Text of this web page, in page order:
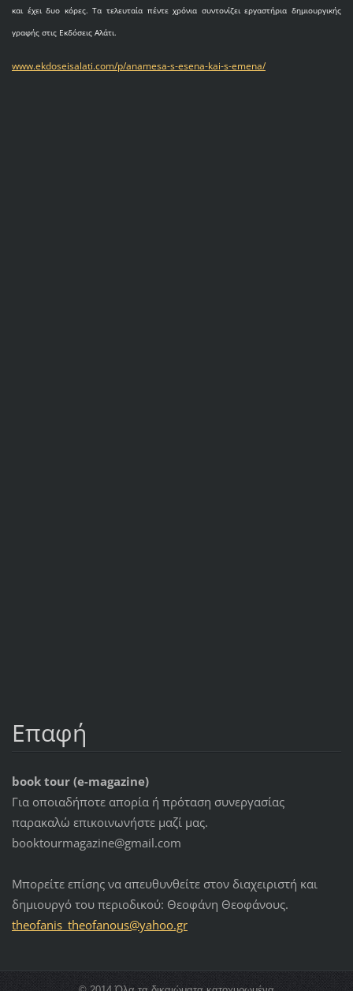
και έχει δυο κόρες. Τα τελευταία πέντε χρόνια συντονίζει εργαστήρια δημιουργικής
γραφής στις Εκδόσεις Αλάτι.
www.ekdoseisalati.com/p/anamesa-s-esena-kai-s-emena/
Επαφή
book tour (e-magazine)
Για οποιαδήποτε απορία ή πρόταση συνεργασίας
παρακαλώ επικοινωνήστε μαζί μας.
booktourmagazine@gmail.com
Μπορείτε επίσης να απευθυνθείτε στον διαχειριστή και
δημιουργό του περιοδικού: Θεοφάνη Θεοφάνους.
theofanis_theofanous@yahoo.gr